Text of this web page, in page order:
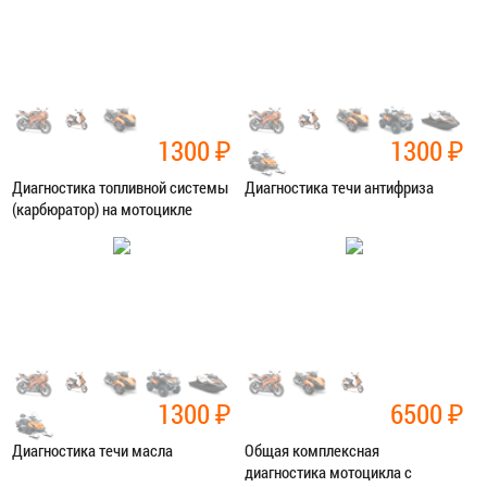
1300₽
Диагностика топливной системы
(карбюратор) на мотоцикле
Диагностика
1300₽
Диагностика течи антифриза
Диагностика
1300₽
Диагностика течи масла
6500₽
Общая комплексная
диагностика мотоцикла с